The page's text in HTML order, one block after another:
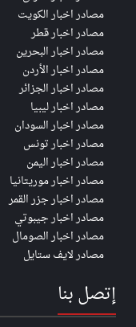
مصادر اخبار الكويت
مصادر اخبار قطر
مصادر اخبار البحرين
مصادر اخبار الأردن
مصادر اخبار الجزائر
مصادر اخبار ليبيا
مصادر اخبار السودان
مصادر اخبار تونس
مصادر اخبار اليمن
مصادر اخبار موريتانيا
مصادر اخبار جزر القمر
مصادر اخبار جيبوتي
مصادر اخبار الصومال
مصادر لايف ستايل
إتصل بنا